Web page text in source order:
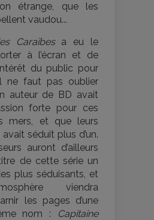
étrange, que les
vaudou...
Caraïbesa eu le
à l’écran et de
du public pour
ne faut pas oublier
auteur de BD avait
forte pour ces
mers, et que leurs
séduit plus d’un.
auront d’ailleurs
de cette série un
plus séduisants, et
viendra
les pages d’une
nom :
Capitaine